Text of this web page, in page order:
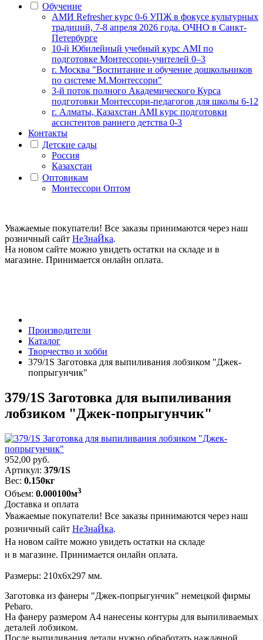
Обучение
АМИ Refresher курс 0-6 УПЖ в фокусе культурных
традиций, 7-8 апреля 2026 года. ОЧНО в Санкт-
Петербурге
10-й Юбилейный учебный курс AMI по
подготовке Монтессори-учителей 0–3
г. Москва "Воспитание и обучение дошкольников
по системе М.Монтессори"
3-й поток полного Академического Курса
подготовки Монтессори-педагогов для школы 6-12
г. Алматы, Казахстан AMI курс подготовки
ассистентов раннего детства 0-3
Контакты
Детские сады
Россия
Казахстан
Оптовикам
Монтессори Оптом
Уважаемые покупатели! Все заказы принимаются через наш
розничный сайт НеЗнаЙка.
На новом сайте можно увидеть остатки на складе и в
магазине. Принимается онлайн оплата.
Производители
Каталог
Творчество и хобби
379/1S Заготовка для выпиливания лобзиком "Джек-
попрыгунчик"
379/1S Заготовка для выпиливания
лобзиком "Джек-попрыгунчик"
952,00 руб.
Артикул: 379/1S
Вес: 0.150кг
Объем: 0.000100м3
Доставка и оплата
Уважаемые покупатели! Все заказы принимаются через наш
розничный сайт НеЗнаЙка.
На новом сайте можно увидеть остатки на складе
и в магазине. Принимается онлайн оплата.
Размеры: 210x6x297 мм.
Заготовка из фанеры "Джек-попрыгунчик" немецкой фирмы
Pebaro.
На фанеру размером А4 нанесены контуры для выпиливаемых
деталей лобзиком.